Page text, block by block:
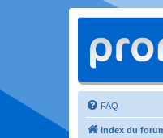
FAQ
Index du